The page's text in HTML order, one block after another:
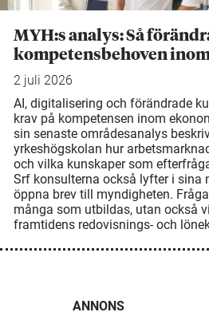
MYH:s analys: Så
kompetensbehoven
2 juli 2026
AI, digitalisering och förändrade
krav på kompetensen inom
sin senaste områdesanalys
yrkeshögskolan hur
och vilka kunskaper som
Srf konsulterna också lyfter i sina
öppna brev till myndigheten.
många som utbildas, utan också
framtidens redovisnings- och
ANNONS